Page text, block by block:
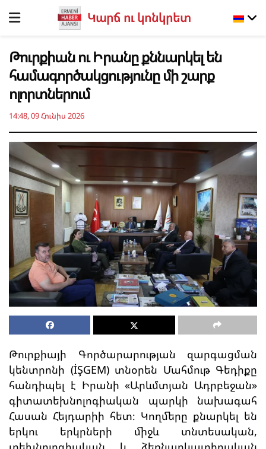
Կարճ ու կոնկրետ
Թուրքիան ու Իրանը քննարկել են
համագործակցությունը մի շարք
ոլորտներում
14:48, 09 Հունիս 2026
Թուրքիայի Գործարարության զարգացման
կենտրոնի (İŞGEM) տնօրեն Մահմութ Գեդիքը
հանդիպել է Իրանի «Արևմտյան Ադրբեջան»
գիտատեխնոլոգիական պարկի նախագահ
Հասան Հեյդարիի հետ։ Կողմերը քնարկել են
երկու երկրների միջև տնտեսական,